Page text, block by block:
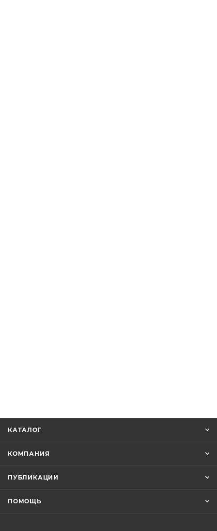
КАТАЛОГ
КОМПАНИЯ
ПУБЛИКАЦИИ
ПОМОЩЬ